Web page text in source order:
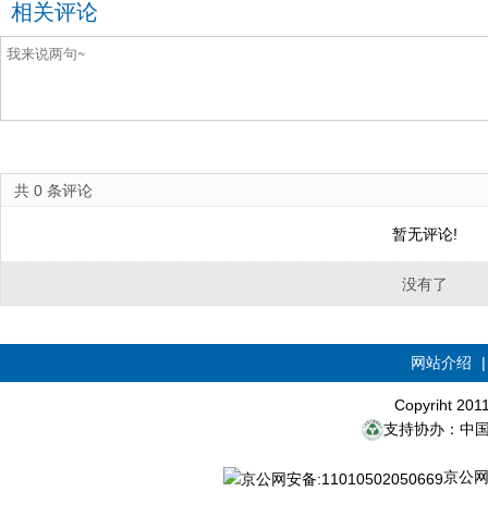
相关评论
共 0 条评论
暂无评论!
没有了
网站介绍
Copyriht
支持协办：中
京公